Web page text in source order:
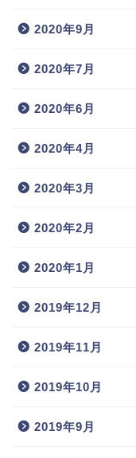
2020年9月
2020年7月
2020年6月
2020年4月
2020年3月
2020年2月
2020年1月
2019年12月
2019年11月
2019年10月
2019年9月